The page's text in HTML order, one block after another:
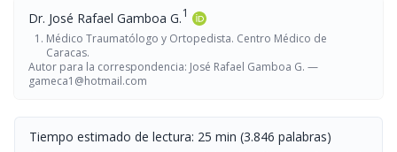
Dr. José Rafael Gamboa G.1
Médico Traumatólogo y Ortopedista. Centro Médico de
Caracas.
Autor para la correspondencia: José Rafael Gamboa G. —
gameca1@hotmail.com
Tiempo estimado de lectura: 25 min (3.846 palabras)